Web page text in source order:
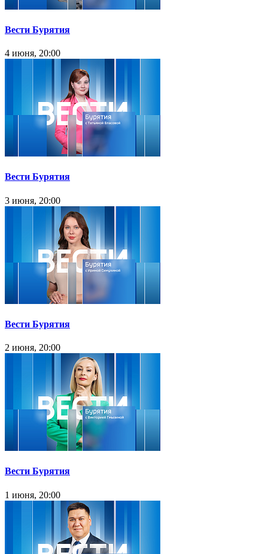
Вести Бурятия
4 июня, 20:00
Вести Бурятия
3 июня, 20:00
Вести Бурятия
2 июня, 20:00
Вести Бурятия
1 июня, 20:00